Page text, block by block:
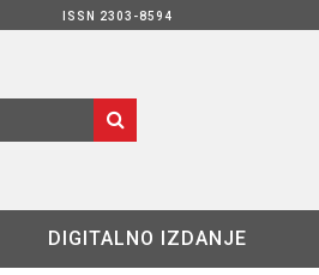
ISSN 2303-8594
DIGITALNO IZDANJE